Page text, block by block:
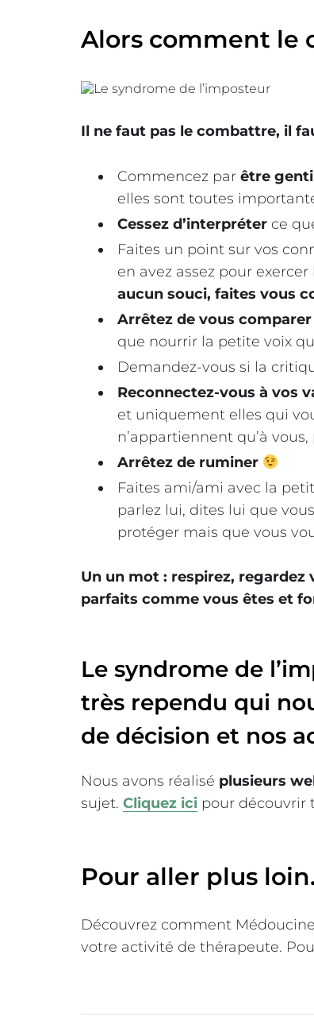
Alors comment le
Il ne faut pas le combattre, il
Commencez par être
elles sont toutes
Cessez d’interpréter ce
Faites un point sur vos
en avez assez pour
aucun souci, faites vous
Arrêtez de vous
que nourrir la petite voix
Demandez-vous si la
Reconnectez-vous à vos
et uniquement elles qui
n’appartiennent qu’à
Arrêtez de ruminer
Faites ami/ami avec la
parlez lui, dites lui que
protéger mais que vous
Un un mot : respirez, regardez
parfaits comme vous êtes et
Le syndrome de
très rependu qui
de décision et nos
Nous avons réalisé plusieurs
sujet. Cliquez ici pour découvrir
Pour aller plus
Découvrez comment
votre activité de thérapeute.